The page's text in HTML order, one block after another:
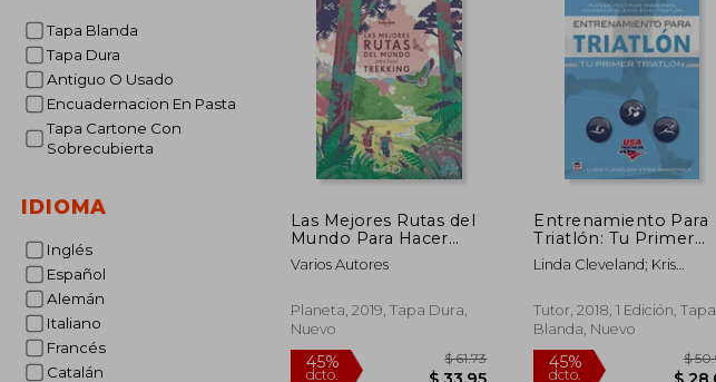
Tapa Blanda
Tapa Dura
Antiguo O Usado
Encuadernacion En Pasta
Tapa Cartone Con
Sobrecubierta
IDIOMA
Inglés
Español
Alemán
Italiano
Francés
Catalán
Las Mejores Rutas del
Mundo Para Hacer
Trekking
Varios Autores
Planeta, 2019, Tapa Dura,
Nuevo
Entrenamiento Para
Triatlón: Tu Primer
Triatlón
Linda Cleveland; Kris
Tutor, 2018, 1 Edición, Tapa
Blanda, Nuevo